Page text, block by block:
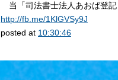
当「司法書士法人あおば登
http://fb.me/1KlGVSy9J
posted at 10:30:46